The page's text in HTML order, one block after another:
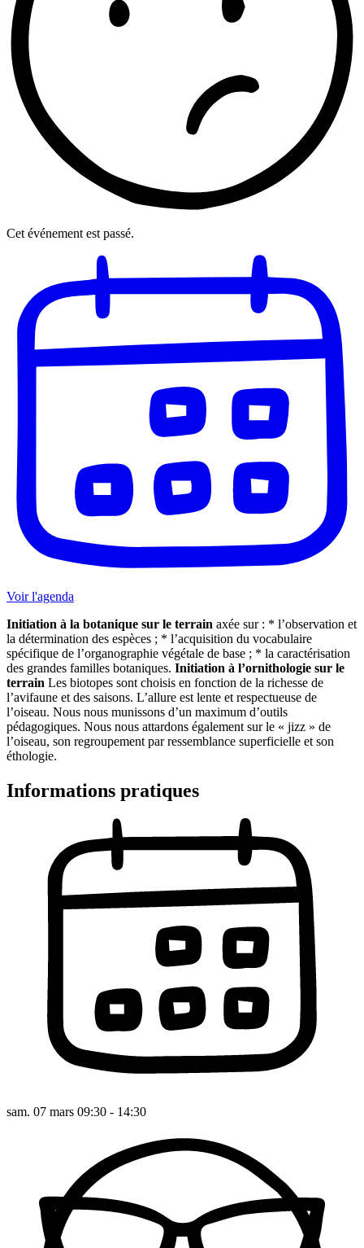
Cet événement est passé.
Voir l'agenda
Initiation à la botanique sur le terrain axée sur : * l’observation et
la détermination des espèces ; * l’acquisition du vocabulaire
spécifique de l’organographie végétale de base ; * la caractérisation
des grandes familles botaniques. Initiation à l’ornithologie sur le
terrain Les biotopes sont choisis en fonction de la richesse de
l’avifaune et des saisons. L’allure est lente et respectueuse de
l’oiseau. Nous nous munissons d’un maximum d’outils
pédagogiques. Nous nous attardons également sur le « jizz » de
l’oiseau, son regroupement par ressemblance superficielle et son
éthologie.
Informations pratiques
sam. 07 mars 09:30 - 14:30